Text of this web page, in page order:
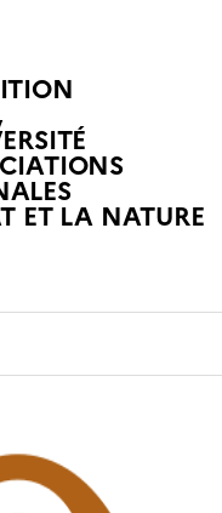
ET LA NATUREL
R
É